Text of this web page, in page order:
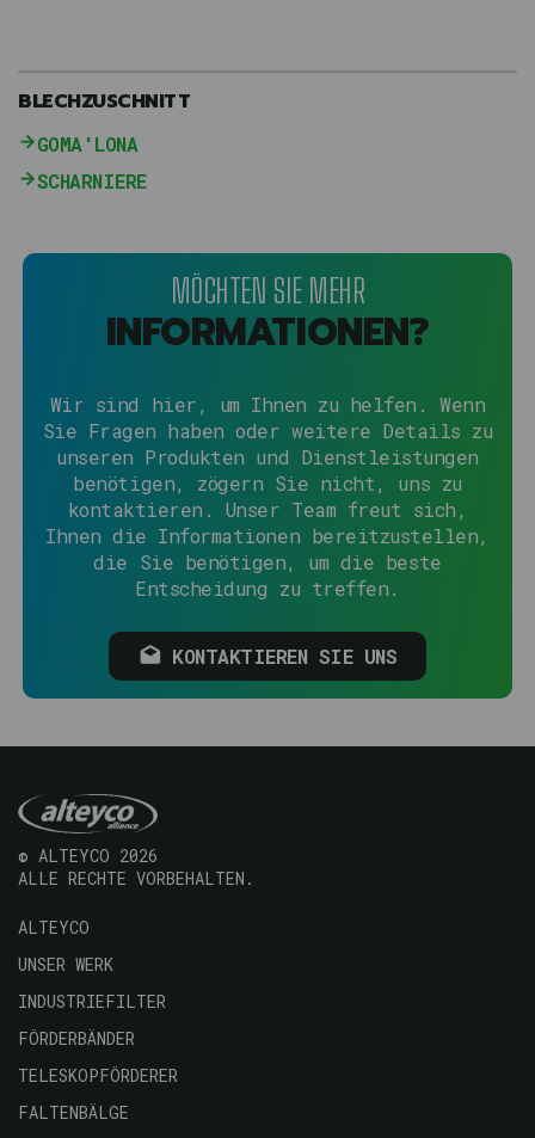
BLECHZUSCHNITT
GOMA'LONA
SCHARNIERE
MÖCHTEN SIE MEHR
INFORMATIONEN?
Wir sind hier, um Ihnen zu helfen. Wenn
Sie Fragen haben oder weitere Details zu
unseren Produkten und Dienstleistungen
benötigen, zögern Sie nicht, uns zu
kontaktieren. Unser Team freut sich,
Ihnen die Informationen bereitzustellen,
die Sie benötigen, um die beste
Entscheidung zu treffen.
KONTAKTIEREN SIE UNS
© ALTEYCO 2026
ALLE RECHTE VORBEHALTEN.
Navegación
principal
ALTEYCO
UNSER WERK
INDUSTRIEFILTER
FÖRDERBÄNDER
TELESKOPFÖRDERER
FALTENBÄLGE